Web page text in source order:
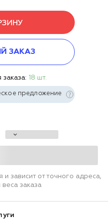
ЗАКАЗ
18 шт.
предложение
зависит от точного адреса,
веса заказа